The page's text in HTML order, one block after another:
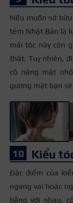
Nếu muốn sở
tém Nhật Bản là
mái tóc này còn
thật. Tuy nhiên,
cô nàng mặt
gương mặt bạn
Kiểu
Đặc điểm của
ngang vai hoặc
bằng với nhau,